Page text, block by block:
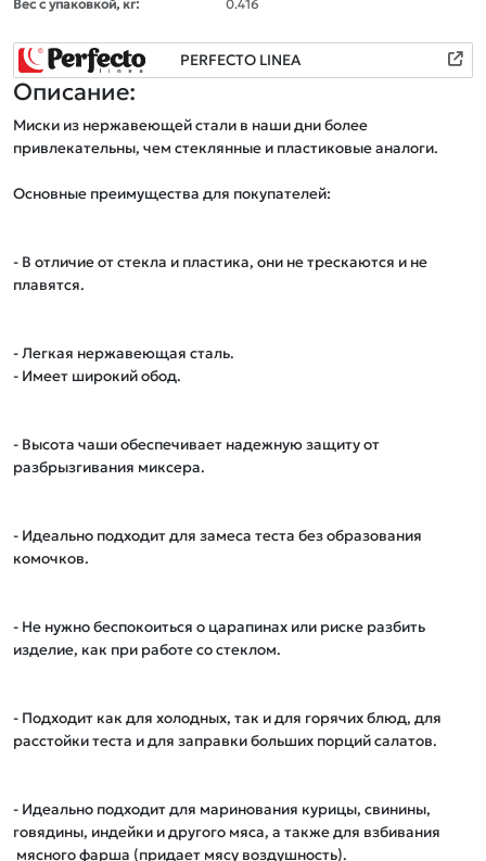
Вес с упаковкой, кг:
0.416
PERFECTO LINEA
Описание:
Миски из нержавеющей стали в наши дни более
привлекательны, чем стеклянные и пластиковые аналоги.
Основные преимущества для покупателей:
- В отличие от стекла и пластика, они не трескаются и не
плавятся.
- Легкая нержавеющая сталь.
- Имеет широкий обод.
- Высота чаши обеспечивает надежную защиту от
разбрызгивания миксера.
- Идеально подходит для замеса теста без образования
комочков.
- Не нужно беспокоиться о царапинах или риске разбить
изделие, как при работе со стеклом.
- Подходит как для холодных, так и для горячих блюд, для
расстойки теста и для заправки больших порций салатов.
- Идеально подходит для маринования курицы, свинины,
говядины, индейки и другого мяса, а также для взбивания